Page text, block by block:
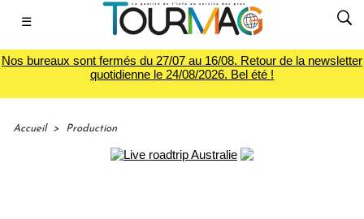
☰
Nos bureaux sont fermés du 27/07 au 16/08. Retour de la newsletter
quotidienne le 24/08/2026. Bel été !
Accueil > Production